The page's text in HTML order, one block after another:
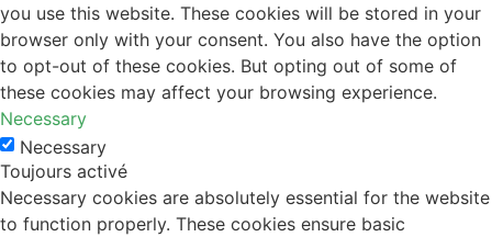
you use this website. These cookies will be stored in your
browser only with your consent. You also have the option
to opt-out of these cookies. But opting out of some of
these cookies may affect your browsing experience.
Necessary
Necessary
Toujours activé
Necessary cookies are absolutely essential for the website
to function properly. These cookies ensure basic